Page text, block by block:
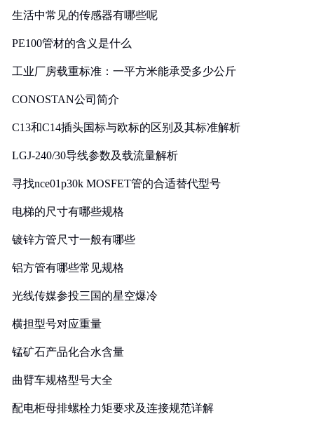
生活中常见的传感器有哪些呢
PE100管材的含义是什么
工业厂房载重标准：一平方米能承受多少公斤
CONOSTAN公司简介
C13和C14插头国标与欧标的区别及其标准解析
LGJ-240/30导线参数及载流量解析
寻找nce01p30k MOSFET管的合适替代型号
电梯的尺寸有哪些规格
镀锌方管尺寸一般有哪些
铝方管有哪些常见规格
光线传媒参投三国的星空爆冷
横担型号对应重量
锰矿石产品化合水含量
曲臂车规格型号大全
配电柜母排螺栓力矩要求及连接规范详解